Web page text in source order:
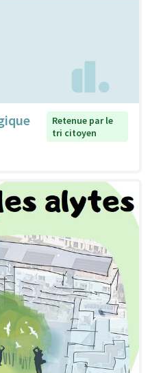
Retenue par le
tri citoyen